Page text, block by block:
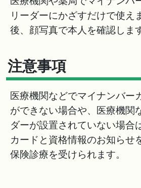
リーダーにかざすだけで使
後、顔写真で本人を確認しま
注意事項
医療機関などでマイナンバー
ができない場合や、医療機関
ダーが設置されていない場合
カードと資格情報のお知らせ
保険診療を受けられます。